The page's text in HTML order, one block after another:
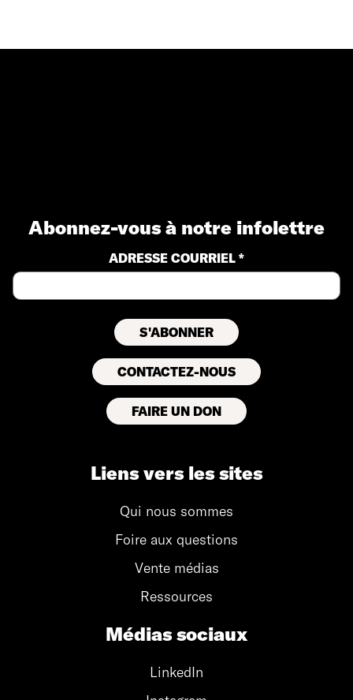
Abonnez-vous à notre infolettre
ADRESSE COURRIEL *
CONTACTEZ-NOUS
FAIRE UN DON
Liens vers les sites
Qui nous sommes
Foire aux questions
Vente médias
Ressources
Médias sociaux
LinkedIn